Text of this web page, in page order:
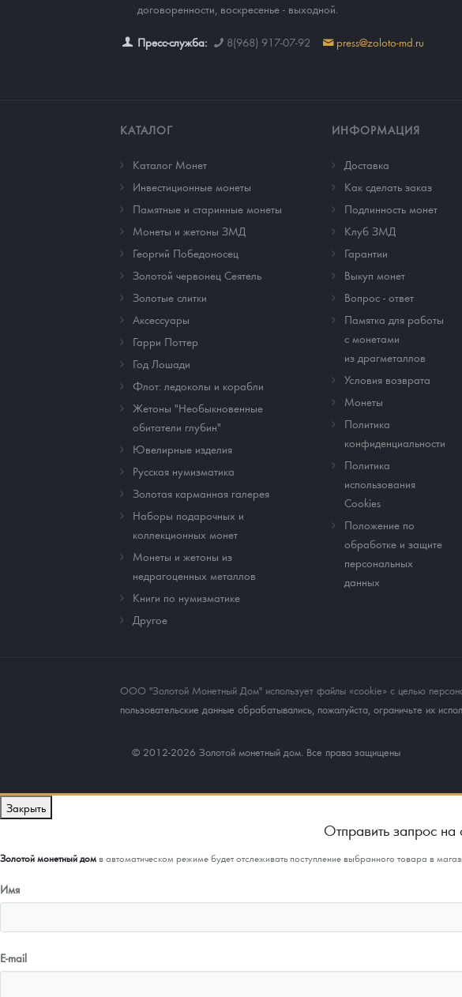
договоренности, воскресенье - выходной.
Пресс-служба: 8(968) 917-07-92 press@zoloto-md.ru
КАТАЛОГ
Каталог Монет
Инвестиционные монеты
Памятные и старинные монеты
Монеты и жетоны ЗМД
Георгий Победоносец
Золотой червонец Сеятель
Золотые слитки
Аксессуары
Гарри Поттер
Год Лошади
Флот: ледоколы и корабли
Жетоны "Необыкновенные
обитатели глубин"
Ювелирные изделия
Русская нумизматика
Золотая карманная галерея
Наборы подарочных и
коллекционных монет
Монеты и жетоны из
недрагоценных металлов
Книги по нумизматике
Другое
ИНФОРМАЦИЯ
Доставка
Как сделать заказ
Подлинность монет
Клуб ЗМД
Гарантии
Выкуп монет
Вопрос - ответ
Памятка для работы
с монетами
из драгметаллов
Условия возврата
Монеты
Политика
конфиденциальности
Политика
использования
Cookies
Положение по
обработке и защите
персональных
данных
ООО "Золотой Монетный Дом" использует файлы «cookie» с целью
пользовательские данные обрабатывались, пожалуйста, ограничьте их
© 2012-2026 Золотой монетный дом. Все права защищены
Закрыть
Отправить запрос на
Золотой монетный домв автоматическом режиме будет отслеживать поступление выбранного товара в
Имя
E-mail